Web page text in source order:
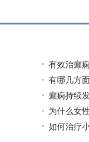
有效治癫
有哪几方
癫痫持续
为什么女
如何治疗